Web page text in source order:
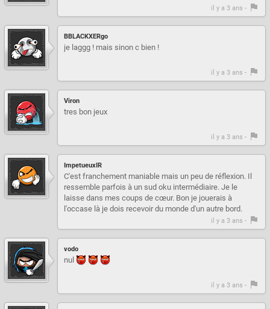
il y a 3 ans -
BBLACKXERgo
je laggg ! mais sinon c bien !
il y a 3 ans -
Viron
tres bon jeux
il y a 3 ans -
ImpetueuxIR
C'est franchement maniable mais un peu de réflexion. Il
ressemble parfois à un sud oku intermédiaire. Je le
laisse dans mes coups de cœur. Bon je jouerais à
l'occase là je dois recevoir du monde d'un autre bord.
il y a 3 ans -
vodo
nul
il y a 3 ans -